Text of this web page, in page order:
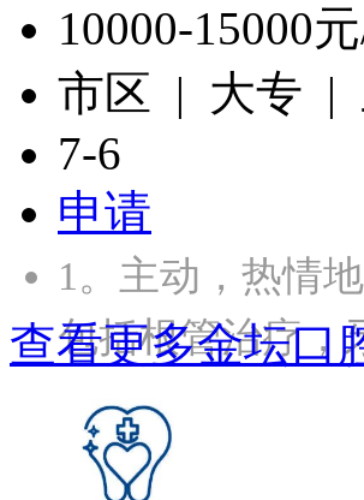
10000-15000
市区 | 大专 |
7-6
申请
1。主动，热情
包括根管治疗
查看更多金坛口